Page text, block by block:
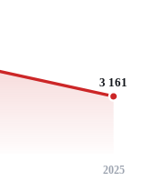
3 161
2025